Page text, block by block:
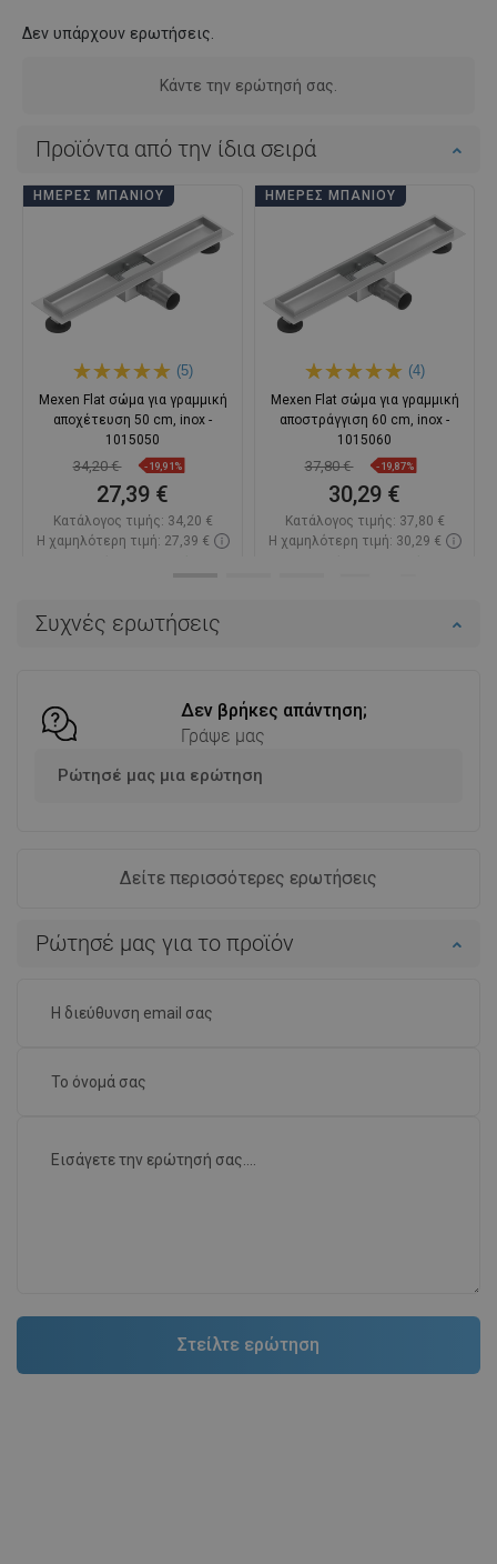
Συχνές ερωτήσεις
Δεν βρήκες απάντηση;
Γράψε μας
Ρώτησέ μας μια ερώτηση
Δείτε περισσότερες ερωτήσεις
Δεν υπάρχουν ερωτήσεις.
Κάντε την ερώτησή σας.
Ρώτησέ μας για το προϊόν
Προϊόντα από την ίδια σειρά
ΗΜΈΡΕΣ ΜΠΆΝΙΟΥ
(5)
Mexen Flat σώμα για γραμμική
αποχέτευση 50 cm, inox -
1015050
34,20 € -19,91%
27,39 €
Κατάλογος τιμής: 34,20 €
Η χαμηλότερη τιμή: 27,39 €
ΗΜΈΡΕΣ ΜΠΆΝΙΟΥ
(4)
Mexen Flat σώμα για γραμμική
αποστράγγιση 60 cm, inox -
1015060
37,80 € -19,87%
30,29 €
Κατάλογος τιμής: 37,80 €
Η χαμηλότερη τιμή: 30,29 €